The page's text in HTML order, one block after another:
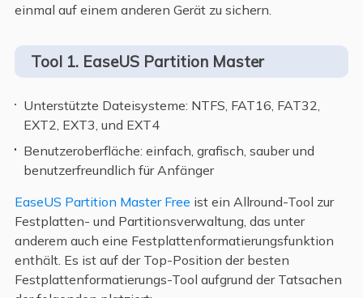
einmal auf einem anderen Gerät zu sichern.
Tool 1. EaseUS Partition Master
Unterstützte Dateisysteme: NTFS, FAT16, FAT32,
EXT2, EXT3, und EXT4
Benutzeroberfläche: einfach, grafisch, sauber und
benutzerfreundlich für Anfänger
EaseUS Partition Master Free ist ein Allround-Tool zur
Festplatten- und Partitionsverwaltung, das unter
anderem auch eine Festplattenformatierungsfunktion
enthält. Es ist auf der Top-Position der besten
Festplattenformatierungs-Tool aufgrund der Tatsachen